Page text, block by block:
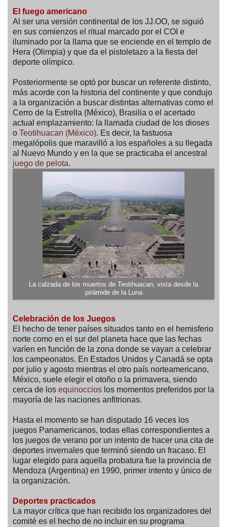
El fuego americano
Al ser una versión continental de los JJ.OO, se siguió
en sus comienzos el ritual marcado por el COI e
iluminado por la llama que se enciende en el templo de
Hera (Olimpia) y que da el pistoletazo a la fiesta del
deporte olímpico.
Posteriormente se optó por buscar un referente distinto,
más acorde con la historia del continente y que condujo
a la organización a buscar distintas alternativas como el
Cerro de la Estrella (México), Brasilia o el acertado
actual emplazamiento: la llamada ciudad de los dioses
o Teotihuacan (México). Es decir, la fastuosa
megalópolis que maravilló a los españoles a su llegada
al Nuevo Mundo y en la que se practicaba el ancestral
juego de pelota.
La calzada de los muertos de Teotihuacan, vista desde la
pirámide de la Luna
Celebración de los Juegos
El hecho de tener países situados tanto en el hemisferio
norte como en el sur del planeta hace que las fechas
varíen en función de la zona donde se vayan a celebrar
los campeonatos. En Estados Unidos y Canadá se opta
por julio y agosto mientras el otro país norteamericano,
México, suele elegir el otoño o la primavera, siendo
cerca de los equinoccios los momentos preferidos por la
mayoría de las naciones anfitrionas.
Hasta el momento se han disputado 16 veces los
juegos Panamericanos, todas ellas correspondientes a
los juegos de verano por un intento de hacer una cita de
deportes invernales que terminó siendo un fracaso. El
lugar elegido para aquella probatura fue la provincia de
Mendoza (Argentina) en 1990, primer intento y único de
la organización.
Deportes practicados
La mayor crítica que han recibido los organizadores del
comité es el hecho de no incluir en su programa